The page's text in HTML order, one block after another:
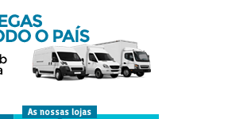
As nossas lojas